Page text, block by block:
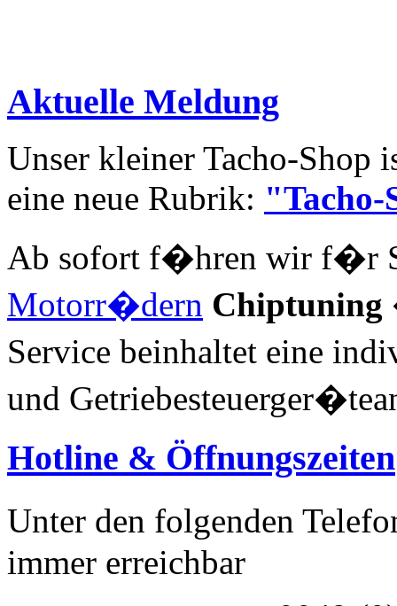
Aktuelle Meldung
Unser kleiner Tacho-Shop
eine neue Rubrik: "Tacho-
Ab sofort f�hren wir f�r
Motorr�dern Chiptuning
Service beinhaltet eine
und
Hotline & Öffnungszeiten
Unter den folgenden
immer erreichbar